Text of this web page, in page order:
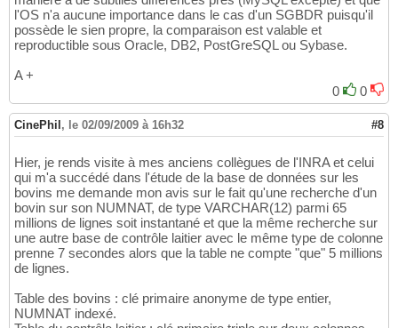
l'OS n'a aucune importance dans le cas d'un SGBDR puisqu'il
possède le sien propre, la comparaison est valable et
reproductible sous Oracle, DB2, PostGreSQL ou Sybase.
A +
0
0
CinePhil , le 02/09/2009 à 16h32 #8
Hier, je rends visite à mes anciens collègues de l'INRA et celui
qui m'a succédé dans l'étude de la base de données sur les
bovins me demande mon avis sur le fait qu'une recherche d'un
bovin sur son NUMNAT, de type VARCHAR(12) parmi 65
millions de lignes soit instantané et que la même recherche sur
une autre base de contrôle laitier avec le même type de colonne
prenne 7 secondes alors que la table ne compte "que" 5 millions
de lignes.
Table des bovins : clé primaire anonyme de type entier,
NUMNAT indexé.